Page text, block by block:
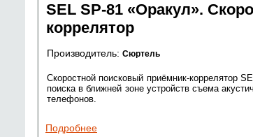
SEL SP-81 «Оракул».
коррелятор
Производитель: Сюртель
Скоростной поисковый приёмник-коррелятор
поиска в ближней зоне устройств съема
телефонов.
Подробнее